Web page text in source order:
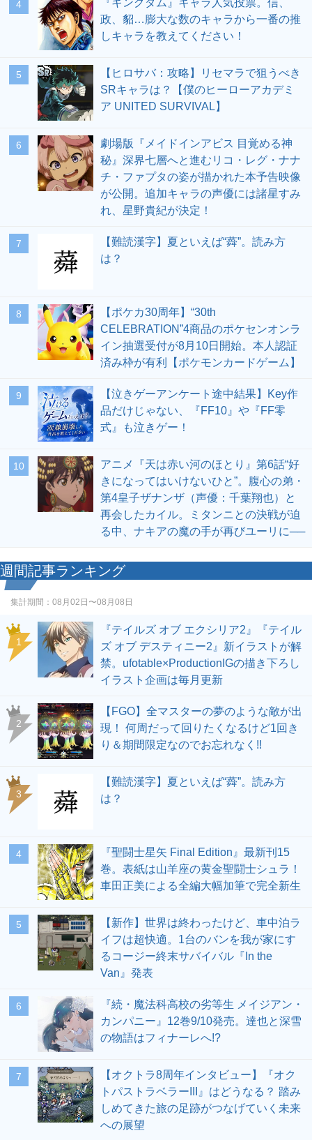
4
『キングダム』キャラ人気投票。信、
政、貂…膨大な数のキャラから一番の推
しキャラを教えてください！
5
【ヒロサバ：攻略】リセマラで狙うべき
SRキャラは？【僕のヒーローアカデミ
ア UNITED SURVIVAL】
6
劇場版『メイドインアビス 目覚める神
秘』深界七層へと進むリコ・レグ・ナナ
チ・ファプタの姿が描かれた本予告映像
が公開。追加キャラの声優には諸星すみ
れ、星野貴紀が決定！
7
【難読漢字】夏といえば“蕣”。読み方
は？
8
【ポケカ30周年】“30th
CELEBRATION”4商品のポケセンオンラ
イン抽選受付が8月10日開始。本人認証
済み枠が有利【ポケモンカードゲーム】
9
【泣きゲーアンケート途中結果】Key作
品だけじゃない、『FF10』や『FF零
式』も泣きゲー！
10
アニメ『天は赤い河のほとり』第6話“好
きになってはいけないひと”。腹心の弟・
第4皇子ザナンザ（声優：千葉翔也）と
再会したカイル。ミタンニとの決戦が迫
る中、ナキアの魔の手が再びユーリに──
週間記事ランキング
集計期間： 08月02日〜08月08日
1
『テイルズ オブ エクシリア2』『テイル
ズ オブ デスティニー2』新イラストが解
禁。ufotable×ProductionIGの描き下ろし
イラスト企画は毎月更新
2
【FGO】全マスターの夢のような敵が出
現！ 何周だって回りたくなるけど1回き
り＆期間限定なのでお忘れなく!!
3
【難読漢字】夏といえば“蕣”。読み方
は？
4
『聖闘士星矢 Final Edition』最新刊15
巻。表紙は山羊座の黄金聖闘士シュラ！
車田正美による全編大幅加筆で完全新生
5
【新作】世界は終わったけど、車中泊ラ
イフは超快適。1台のバンを我が家にす
るコージー終末サバイバル『In the
Van』発表
6
『続・魔法科高校の劣等生 メイジアン・
カンパニー』12巻9/10発売。達也と深雪
の物語はフィナーレへ!?
7
【オクトラ8周年インタビュー】『オク
トパストラベラーIII』はどうなる？ 踏み
しめてきた旅の足跡がつなげていく未来
への展望